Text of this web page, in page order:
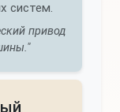
систем.
привод